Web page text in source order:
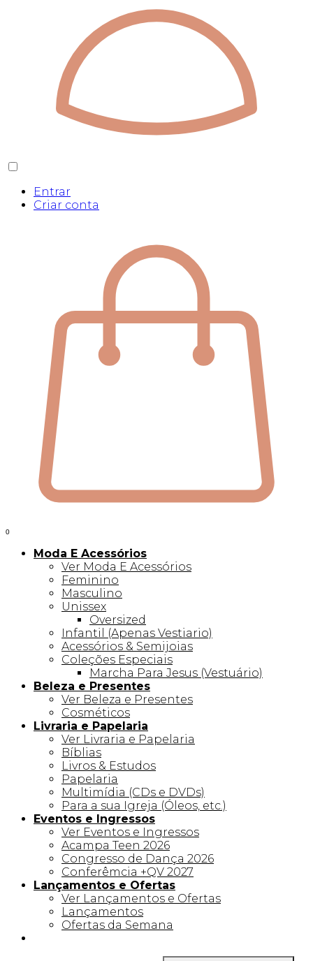
Entrar
Criar conta
0
Moda E Acessórios
Ver Moda E Acessórios
Feminino
Masculino
Unissex
Oversized
Infantil (Apenas Vestiario)
Acessórios & Semijoias
Coleções Especiais
Marcha Para Jesus (Vestuário)
Beleza e Presentes
Ver Beleza e Presentes
Cosméticos
Livraria e Papelaria
Ver Livraria e Papelaria
Bíblias
Livros & Estudos
Papelaria
Multimídia (CDs e DVDs)
Para a sua Igreja (Óleos, etc.)
Eventos e Ingressos
Ver Eventos e Ingressos
Acampa Teen 2026
Congresso de Dança 2026
Conferêmcia +QV 2027
Lançamentos e Ofertas
Ver Lançamentos e Ofertas
Lançamentos
Ofertas da Semana